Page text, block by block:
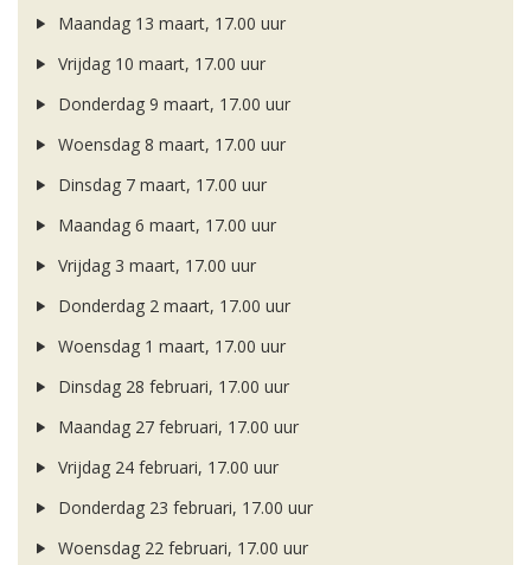
Maandag 13 maart, 17.00 uur
Vrijdag 10 maart, 17.00 uur
Donderdag 9 maart, 17.00 uur
Woensdag 8 maart, 17.00 uur
Dinsdag 7 maart, 17.00 uur
Maandag 6 maart, 17.00 uur
Vrijdag 3 maart, 17.00 uur
Donderdag 2 maart, 17.00 uur
Woensdag 1 maart, 17.00 uur
Dinsdag 28 februari, 17.00 uur
Maandag 27 februari, 17.00 uur
Vrijdag 24 februari, 17.00 uur
Donderdag 23 februari, 17.00 uur
Woensdag 22 februari, 17.00 uur